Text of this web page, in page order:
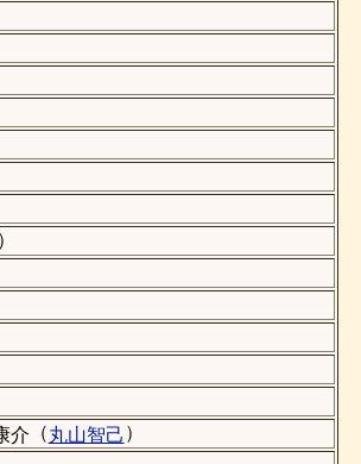
）
介 （丸山智己 ）